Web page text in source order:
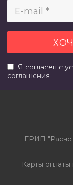
Я согласен с
соглашения
ЕРИП
Карты оплаты